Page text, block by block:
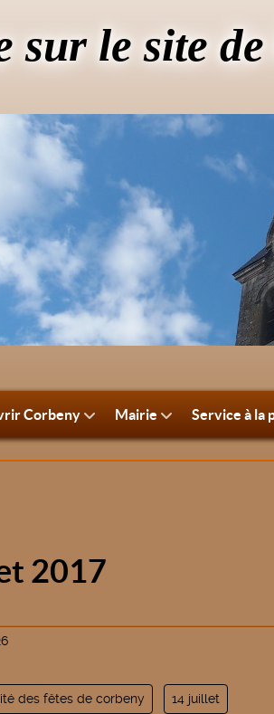
sur le site
Corbeny Mairie Service à la
2017
des fêtes de corbeny 14 juillet